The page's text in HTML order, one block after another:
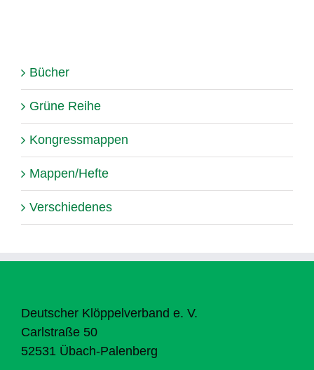
Bücher
Grüne Reihe
Kongressmappen
Mappen/Hefte
Verschiedenes
Deutscher Klöppelverband e. V.
Carlstraße 50
52531 Übach-Palenberg